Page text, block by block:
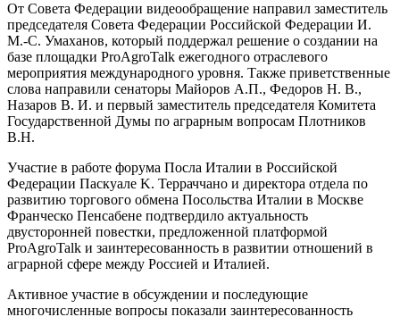
От Совета Федерации видеообращение направил заместитель
председателя Совета Федерации Российской Федерации И.
М.-С. Умаханов, который поддержал решение о создании на
базе площадки ProAgroTalk ежегодного отраслевого
мероприятия международного уровня. Также приветственные
слова направили сенаторы Майоров А.П., Федоров Н. В.,
Назаров В. И. и первый заместитель председателя Комитета
Государственной Думы по аграрным вопросам Плотников
В.Н.
Участие в работе форума Посла Италии в Российской
Федерации Паскуале K. Терраччано и директора отдела по
развитию торгового обмена Посольства Италии в Москве
Франческо Пенсабене подтвердило актуальность
двусторонней повестки, предложенной платформой
ProAgroTalk и заинтересованность в развитии отношений в
аграрной сфере между Россией и Италией.
Активное участие в обсуждении и последующие
многочисленные вопросы показали заинтересованность